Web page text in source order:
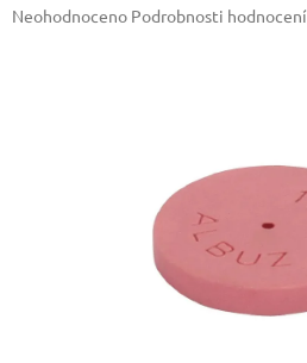
Průměrné
Neohodnoceno Podrobnosti hodnocení